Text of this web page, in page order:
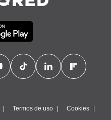
Termos de uso Cookies